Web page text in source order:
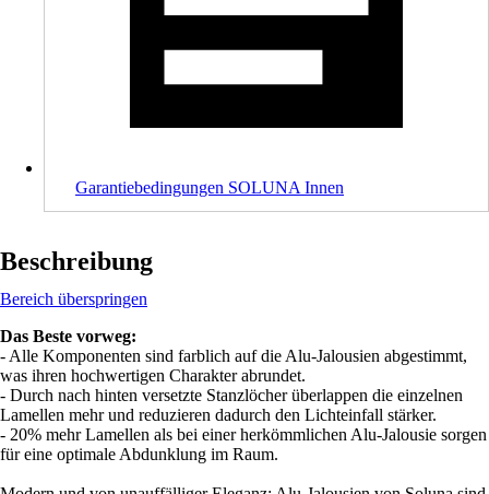
Garantiebedingungen SOLUNA Innen
Beschreibung
Bereich überspringen
Das Beste vorweg:
- Alle Komponenten sind farblich auf die Alu-Jalousien abgestimmt,
was ihren hochwertigen Charakter abrundet.
- Durch nach hinten versetzte Stanzlöcher überlappen die einzelnen
Lamellen mehr und reduzieren dadurch den Lichteinfall stärker.
- 20% mehr Lamellen als bei einer herkömmlichen Alu-Jalousie sorgen
für eine optimale Abdunklung im Raum.